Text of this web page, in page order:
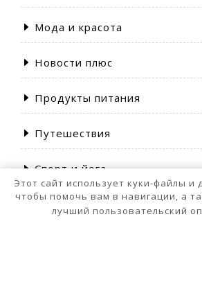
Мода и красота
Новости плюс
Продукты питания
Путешествия
Спорт и йога
Этот сайт использует куки-файлы и
чтобы помочь вам в навигации, а
лучший пользовательский